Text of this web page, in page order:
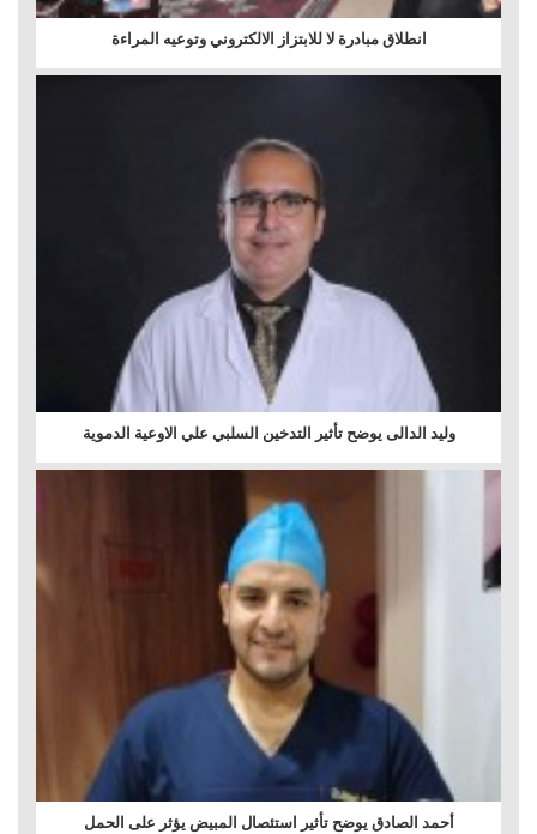
انطلاق مبادرة لا للابتزاز الالكتروني وتوعيه المراءة
وليد الدالى يوضح تأثير التدخين السلبي علي الاوعية الدموية
أحمد الصادق يوضح تأثير استئصال المبيض يؤثر على الحمل